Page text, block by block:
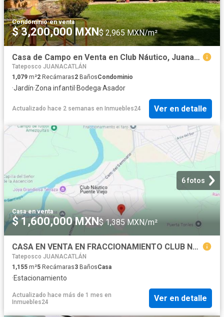
Condominio·en venta
$ 3,200,000 MXN$ 2,965 MXN/m²
Casa de Campo en Venta en Club Náutico, Juanacatlan, Jalisco
Tateposco JUANACATLÁN
1,079 m²2 Recámaras2 BañosCondominio
·Jardín·Zona infantil ·Bodega·Asador
Actualizado hace 2 semanas en Inmuebles24 Ver en detalle
6 fotos
Casa·en venta
$ 1,600,000 MXN$ 1,385 MXN/m²
CASA EN VENTA EN FRACCIONAMIENTO CLUB NAUTICO PUENTE VIEJO JALISCO
Tateposco JUANACATLÁN
1,155 m²5 Recámaras3 BañosCasa
·Estacionamiento
Actualizado hace más de 1 mes en
Inmuebles24
Ver en detalle